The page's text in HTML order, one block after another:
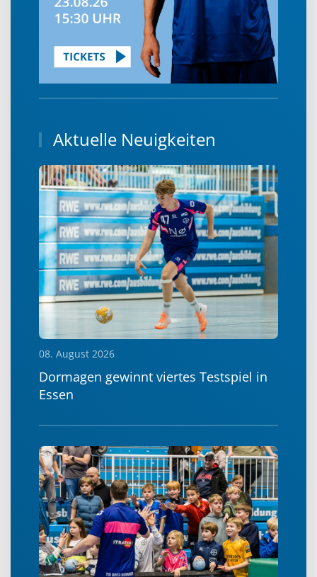
Aktuelle Neuigkeiten
08. August 2026
Dormagen gewinnt viertes Testspiel in
Essen